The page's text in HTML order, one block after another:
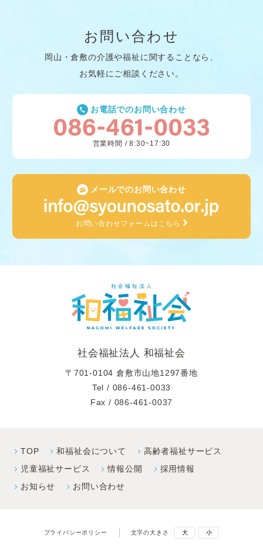
お問い合わせ
岡山・倉敷の介護や福祉に関することなら、
お気軽にご相談ください。
お電話でのお問い合わせ
営業時間 / 8:30~17:30
メールでのお問い合わせ
お問い合わせフォームはこちら
社会福祉法人 和福祉会
〒701-0104 倉敷市山地1297番地
Tel / 086-461-0033
Fax / 086-461-0037
TOP 和福祉会について
高齢者福祉サービス
児童福祉サービス
情報公開
採⽤情報
お知らせ
お問い合わせ
プライバシーポリシー 文字の大きさ 大 小